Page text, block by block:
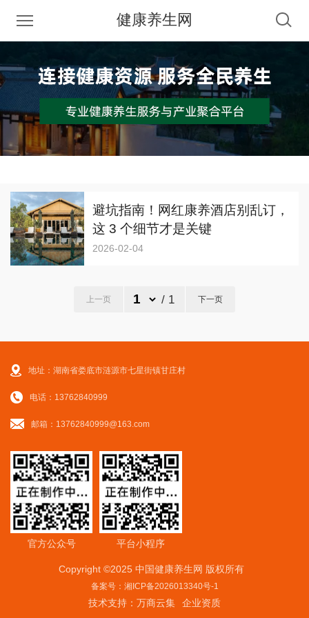
健康养生网
避坑指南！网红康养酒店别乱订，
这 3 个细节才是关键
2026-02-04
上一页 / 1 下一页
地址：湖南省娄底市涟源市七星街镇甘庄村
电话：13762840999
邮箱：13762840999@163.com
官方公众号 平台小程序
Copyright ©2025 中国健康养生网 版权所有
备案号：湘ICP备2026013340号-1
技术支持： 万商云集 企业资质